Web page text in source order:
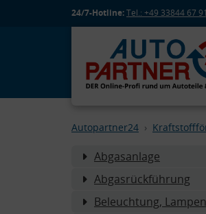
24/7-Hotline:Tel.: +49 33844 67
Autopartner24
Abgasanlage
Abgasrückführung
Beleuchtung, Lampen